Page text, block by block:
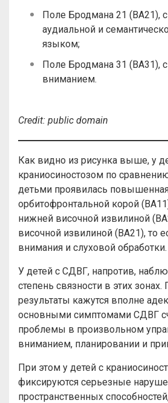
Поле Бродмана 21 (ВА21),
аудиальной и
языком;
Поле Бродмана 31 (BA31),
вниманием.
Credit: public domain
Как видно из рисунка выше, у
краниосиностозом по
детьми проявилась
орбитофронтальной корой
нижней височной извилиной
височной извилиной (BA21), то
внимания и слуховой обработки.
У детей с СДВГ, напротив,
степень связности в этих
результаты кажутся вполне
основными симптомами СДВГ
проблемы в произвольном
вниманием, планировании и
При этом у детей с
фиксируются серьезные
пространственных